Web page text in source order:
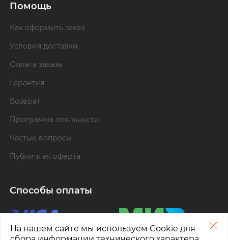
Помощь
Как оформить заказ
Условия доставки
Оплата заказа
Гарантия
Возврат
Программа лояльности
Частые вопросы
Публичная оферта
Способы оплаты
На нашем сайте мы используем Cookie для